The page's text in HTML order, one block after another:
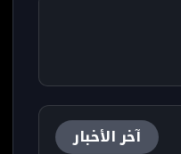
آخر الأخبار